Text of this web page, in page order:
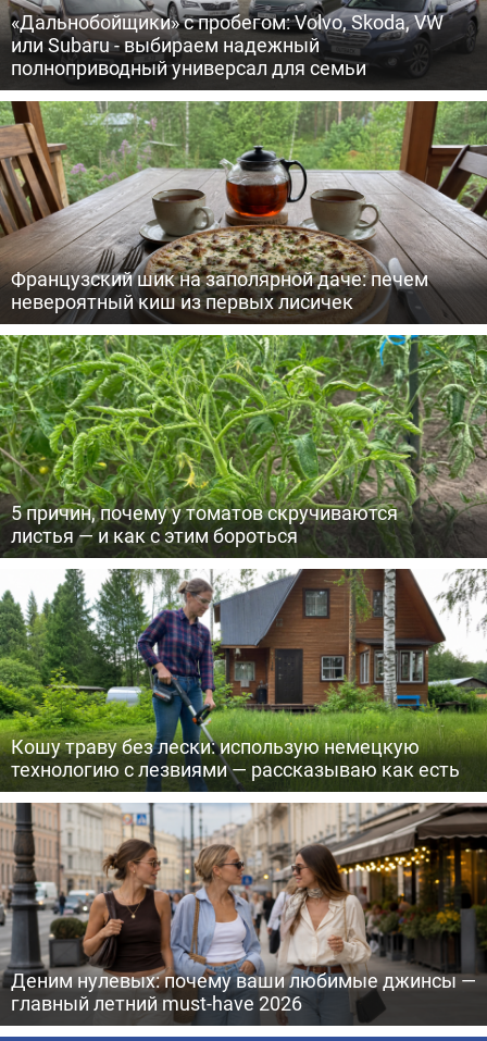
«Дальнобойщики» с пробегом: Volvo, Skoda, VW
или Subaru - выбираем надежный
полноприводный универсал для семьи
Французский шик на заполярной даче: печем
невероятный киш из первых лисичек
5 причин, почему у томатов скручиваются
листья — и как с этим бороться
Кошу траву без лески: использую немецкую
технологию с лезвиями — рассказываю как есть
Деним нулевых: почему ваши любимые джинсы —
главный летний must-have 2026